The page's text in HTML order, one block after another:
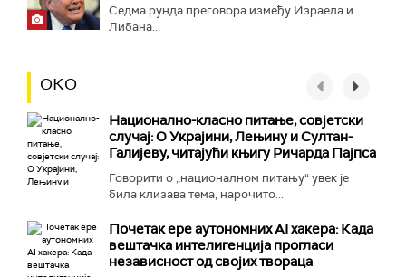
Седма рунда преговора између Израела и
Либана...
ОКО
Национално-класнo питање, совјетски
случај: О Украјини, Лењину и Султан-
Галијеву, читајући књигу Ричарда Пајпса
Говорити о „националном питању“ увек је
била клизава тема, нарочито...
Почетак ере аутономних AI хакера: Када
вештачка интелигенција прогласи
независност од својих твораца